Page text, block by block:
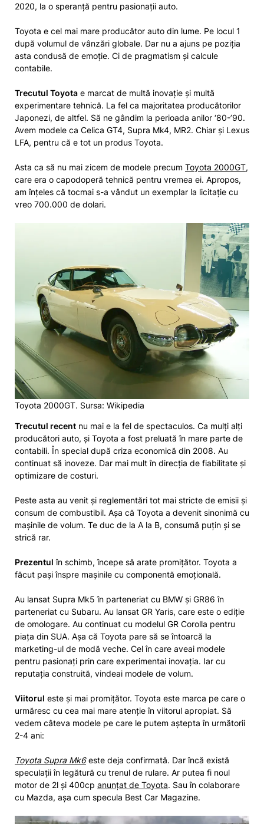
2020, la o speranță pentru pasionații auto.
Toyota e cel mai mare producător auto din lume. Pe locul 1
după volumul de vânzări globale. Dar nu a ajuns pe poziția
asta condusă de emoție. Ci de pragmatism și calcule
contabile.
Trecutul Toyota e marcat de multă inovație și multă
experimentare tehnică. La fel ca majoritatea producătorilor
Japonezi, de altfel. Să ne gândim la perioada anilor ‘80-’90.
Avem modele ca Celica GT4, Supra Mk4, MR2. Chiar și Lexus
LFA, pentru că e tot un produs Toyota.
Asta ca să nu mai zicem de modele precum Toyota 2000GT,
care era o capodoperă tehnică pentru vremea ei. Apropos,
am înțeles că tocmai s-a vândut un exemplar la licitație cu
vreo 700.000 de dolari.
Toyota 2000GT. Sursa: Wikipedia
Trecutul recent nu mai e la fel de spectaculos. Ca mulți alți
producători auto, și Toyota a fost preluată în mare parte de
contabili. În special după criza economică din 2008. Au
continuat să inoveze. Dar mai mult în direcția de fiabilitate și
optimizare de costuri.
Peste asta au venit și reglementări tot mai stricte de emisii și
consum de combustibil. Așa că Toyota a devenit sinonimă cu
mașinile de volum. Te duc de la A la B, consumă puțin și se
strică rar.
Prezentul în schimb, începe să arate promițător. Toyota a
făcut pași înspre mașinile cu componentă emoțională.
Au lansat Supra Mk5 în parteneriat cu BMW și GR86 în
parteneriat cu Subaru. Au lansat GR Yaris, care este o ediție
de omologare. Au continuat cu modelul GR Corolla pentru
piața din SUA. Așa că Toyota pare să se întoarcă la
marketing-ul de modă veche. Cel în care aveai modele
pentru pasionați prin care experimentai inovația. Iar cu
reputația construită, vindeai modele de volum.
Viitorul este și mai promițător. Toyota este marca pe care o
urmăresc cu cea mai mare atenție în viitorul apropiat. Să
vedem câteva modele pe care le putem aștepta în următorii
2-4 ani:
Toyota Supra Mk6este deja confirmată. Dar încă există
speculații în legătură cu trenul de rulare. Ar putea fi noul
motor de 2l și 400cp anunțat de Toyota. Sau în colaborare
cu Mazda, așa cum specula Best Car Magazine.